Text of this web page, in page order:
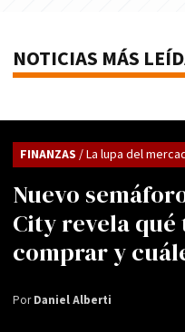
NOTICIAS MÁS
Nuevo
City revela
comprar y
FINANZAS / La lupa del
PorDaniel Alberti